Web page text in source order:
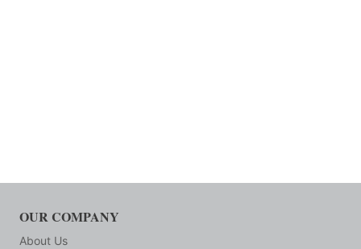
OUR COMPANY
About Us